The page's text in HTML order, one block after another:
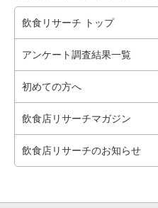
飲食リサーチ トップ
アンケート調査結果一覧
初めての方へ
飲食店リサーチマガジン
飲食店リサーチのお知らせ